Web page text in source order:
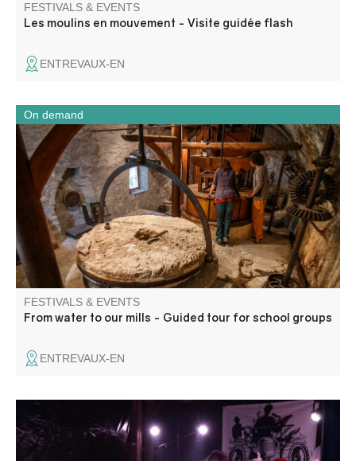
FESTIVALS & EVENTS
Les moulins en mouvement - Visite guidée flash
ENTREVAUX-EN
Through the power of water, discover with your students
the production and processing cycles of wheat and olives,
or how water is at the heart of human activities in this
small Provencal village.
FESTIVALS & EVENTS
From water to our mills - Guided tour for school groups
On demand
ENTREVAUX-EN
Tribute Noir Désir. Barbecue géant, pizzas au feu de bois,
tout ce qu'il faut pour passer une excellente soirée.